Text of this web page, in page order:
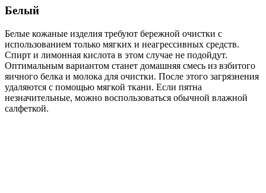
Белый
Белые кожаные изделия требуют бережной очистки с
использованием только мягких и неагрессивных средств.
Спирт и лимонная кислота в этом случае не подойдут.
Оптимальным вариантом станет домашняя смесь из взбитого
яичного белка и молока для очистки. После этого загрязнения
удаляются с помощью мягкой ткани. Если пятна
незначительные, можно воспользоваться обычной влажной
салфеткой.